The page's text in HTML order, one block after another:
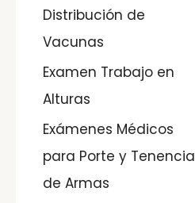
Distribución de
Vacunas
Examen Trabajo en
Alturas
Exámenes Médicos
para Porte y Tenencia
de Armas